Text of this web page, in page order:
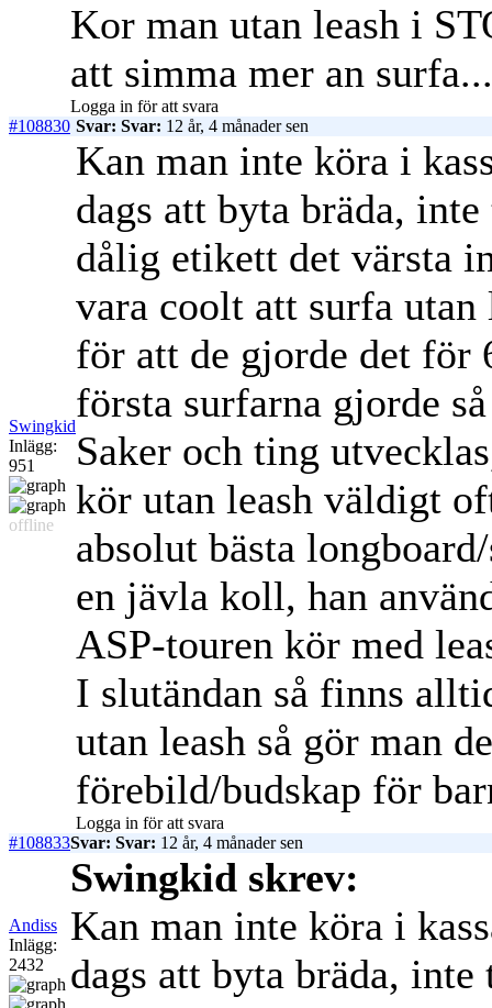
Kor man utan leash i
att simma mer an
Logga in för att svara
#108830 Svar: Svar: 12 år, 4 månader sen
Swingkid
Inlägg:
951
offline
Kan man inte köra i
dags att byta bräda,
dålig etikett det värsta
vara coolt att surfa
för att de gjorde det för
första surfarna gjorde
Saker och ting
kör utan leash väldigt
absolut bästa
en jävla koll, han
ASP-touren kör med
I slutändan så finns
utan leash så gör man
förebild/budskap för
Logga in för att svara
#108833Svar: Svar: 12 år, 4 månader sen
Andiss
Inlägg:
2432
Swingkid skrev:
Kan man inte köra i
dags att byta bräda, inte